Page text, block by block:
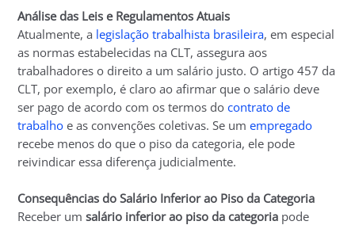
Análise das Leis e Regulamentos Atuais
Atualmente, a legislação trabalhista brasileira, em especial
as normas estabelecidas na CLT, assegura aos
trabalhadores o direito a um salário justo. O artigo 457 da
CLT, por exemplo, é claro ao afirmar que o salário deve
ser pago de acordo com os termos docontrato de
trabalho e as convenções coletivas. Se umempregado
recebe menos do que o piso da categoria, ele pode
reivindicar essa diferença judicialmente.
Consequências do Salário Inferior ao Piso da Categoria
Receber umsalário inferior ao piso da categoria pode